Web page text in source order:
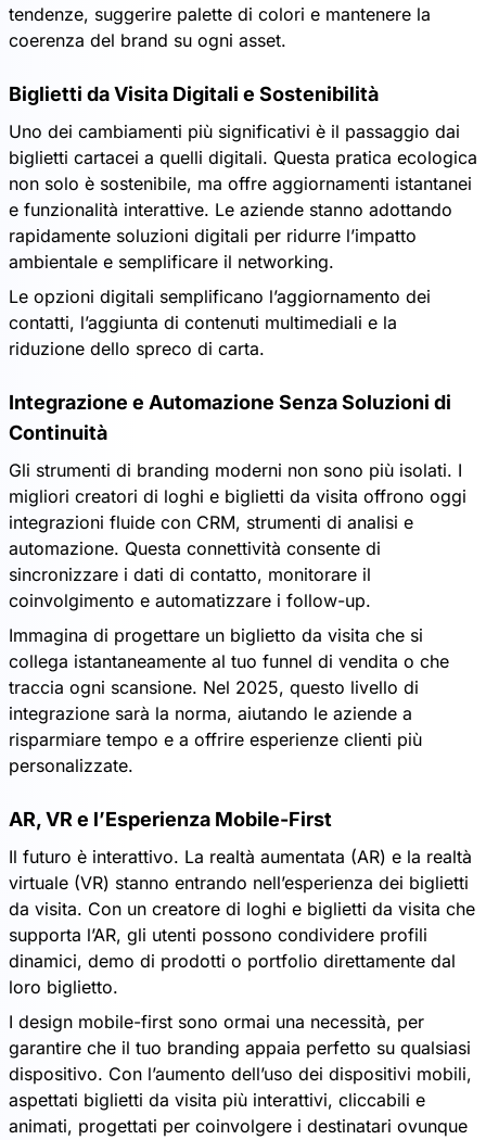
tendenze, suggerire palette di colori e mantenere la
coerenza del brand su ogni asset.
Biglietti da Visita Digitali e Sostenibilità
Uno dei cambiamenti più significativi è il passaggio dai
biglietti cartacei a quelli digitali. Questa pratica ecologica
non solo è sostenibile, ma offre aggiornamenti istantanei
e funzionalità interattive. Le aziende stanno adottando
rapidamente soluzioni digitali per ridurre l’impatto
ambientale e semplificare il networking.
Le opzioni digitali semplificano l’aggiornamento dei
contatti, l’aggiunta di contenuti multimediali e la
riduzione dello spreco di carta.
Integrazione e Automazione Senza Soluzioni di
Continuità
Gli strumenti di branding moderni non sono più isolati. I
migliori creatori di loghi e biglietti da visita offrono oggi
integrazioni fluide con CRM, strumenti di analisi e
automazione. Questa connettività consente di
sincronizzare i dati di contatto, monitorare il
coinvolgimento e automatizzare i follow-up.
Immagina di progettare un biglietto da visita che si
collega istantaneamente al tuo funnel di vendita o che
traccia ogni scansione. Nel 2025, questo livello di
integrazione sarà la norma, aiutando le aziende a
risparmiare tempo e a offrire esperienze clienti più
personalizzate.
AR, VR e l’Esperienza Mobile-First
Il futuro è interattivo. La realtà aumentata (AR) e la realtà
virtuale (VR) stanno entrando nell’esperienza dei biglietti
da visita. Con un creatore di loghi e biglietti da visita che
supporta l’AR, gli utenti possono condividere profili
dinamici, demo di prodotti o portfolio direttamente dal
loro biglietto.
I design mobile-first sono ormai una necessità, per
garantire che il tuo branding appaia perfetto su qualsiasi
dispositivo. Con l’aumento dell’uso dei dispositivi mobili,
aspettati biglietti da visita più interattivi, cliccabili e
animati, progettati per coinvolgere i destinatari ovunque